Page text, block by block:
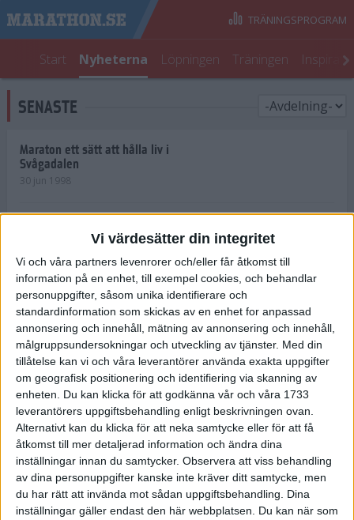
Vi värdesätter din integritet
Vi och våra partners levenrorer och/eller får åtkomst till
information på en enhet, till exempel cookies, och behandlar
personuppgifter, såsom unika identifierare och
standardinformation som skickas av en enhet for anpassad
annonsering och innehåll, mätning av annonsering och innehåll,
målgruppsundersokningar och utveckling av tjänster. Med din
tillåtelse kan vi och våra leverantörer använda exakta uppgifter
om geografisk positionering och identifiering via skanning av
enheten. Du kan klicka för att godkänna vår och våra 1733
leverantörers uppgiftsbehandling enligt beskrivningen ovan.
Alternativt kan du klicka för att neka samtycke eller för att få
åtkomst till mer detaljerad information och ändra dina
inställningar innan du samtycker. Observera att viss behandling
av dina personuppgifter kanske inte kräver ditt samtycke, men
du har rätt att invända mot sådan uppgiftsbehandling. Dina
inställningar gäller endast den här webbplatsen. Du kan när som
Start Nyheterna Löpningen Träningen
TRÄNINGSPROGRAM
SENASTE
Maraton ett sätt att hålla liv i
Svågadalen
30 jun 1998
Norrlänningar firade semester i
Strängnäs
28 jun 1998
Maratonlöparna bäst i Trosa
I år fick Andervang kransen
27 jun 1998
Intresset ökar för Lidingöloppet
26 jun 1998